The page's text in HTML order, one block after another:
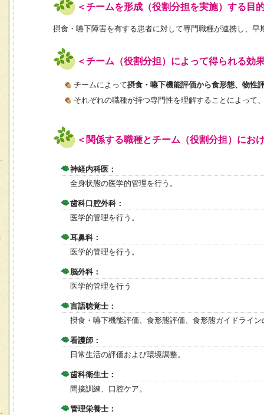
＜チームを形成（役割分担を実施）する目
摂食・嚥下障害を有する患者に対して専門職種が連携し、
＜チーム（役割分担）によって得られる効
チームによって摂食・嚥下機能評価から食形態、物性
それぞれの職種が持つ専門性を理解することによって
＜関係する職種とチーム（役割分担）にお
神経内科医：
全身状態の医学的管理を行う。
歯科口腔外科：
医学的管理を行う。
耳鼻科：
医学的管理を行う。
脳外科：
医学的管理を行う
言語聴覚士：
摂食・嚥下機能評価、食形態評価、食形態ガイドライン
看護師：
日常生活の評価および環境調整。
歯科衛生士：
間接訓練、口腔ケア。
管理栄養士：